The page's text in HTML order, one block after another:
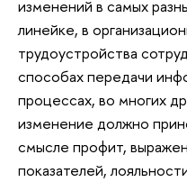
изменений в самых
линейке, в
трудоустройства
способах передачи
процессах, во многих
изменение должно
смысле профит,
показателей,